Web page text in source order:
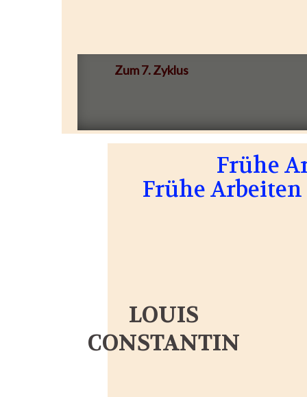
Zum 7. Zyklus
Frühe
Frühe
LOUIS
CONSTANTIN